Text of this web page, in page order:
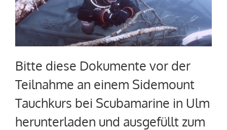
Bitte diese Dokumente vor der
Teilnahme an einem Sidemount
Tauchkurs bei Scubamarine in Ulm
herunterladen und ausgefüllt zum